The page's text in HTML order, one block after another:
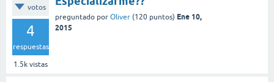
votos
4
respuestas
1.5k vistas
preguntado por Oliver (120 puntos) Ene 10,
2015